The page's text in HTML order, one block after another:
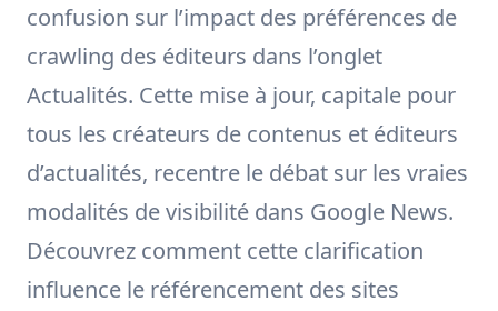
confusion sur l’impact des préférences de
crawling des éditeurs dans l’onglet
Actualités. Cette mise à jour, capitale pour
tous les créateurs de contenus et éditeurs
d’actualités, recentre le débat sur les vraies
modalités de visibilité dans Google News.
Découvrez comment cette clarification
influence le référencement des sites